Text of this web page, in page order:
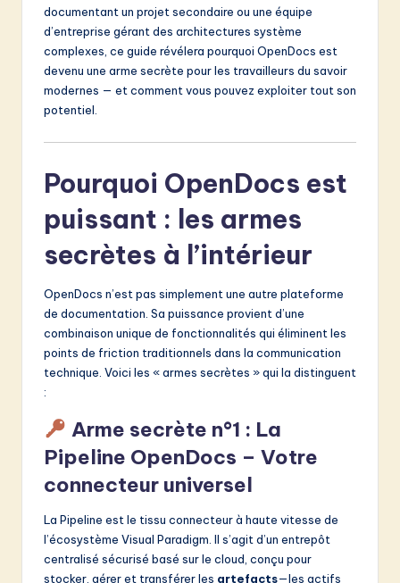
documentant un projet secondaire ou une équipe
d’entreprise gérant des architectures système
complexes, ce guide révélera pourquoi OpenDocs est
devenu une arme secrète pour les travailleurs du savoir
modernes — et comment vous pouvez exploiter tout son
potentiel.
Pourquoi OpenDocs est
puissant : les armes
secrètes à l’intérieur
OpenDocs n’est pas simplement une autre plateforme
de documentation. Sa puissance provient d’une
combinaison unique de fonctionnalités qui éliminent les
points de friction traditionnels dans la communication
technique. Voici les « armes secrètes » qui la distinguent
:
Arme secrète n°1 : La
Pipeline OpenDocs – Votre
connecteur universel
La Pipeline est le tissu connecteur à haute vitesse de
l’écosystème Visual Paradigm. Il s’agit d’un entrepôt
centralisé sécurisé basé sur le cloud, conçu pour
stocker, gérer et transférer les artefacts—les actifs